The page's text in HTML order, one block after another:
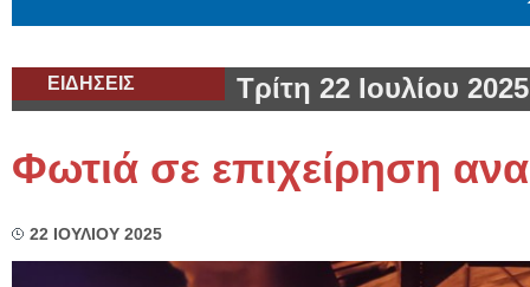
ΕΙΔΗΣΕΙΣ Τρίτη 22 Ιουλίου 2025
Φωτιά σε επιχείρηση
22 ΙΟΥΛΙΟΥ 2025